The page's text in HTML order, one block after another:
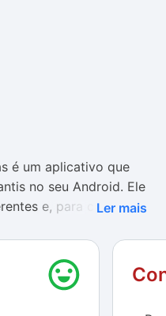
é um aplicativo que
no seu Android. Ele
e, para cada uma,
e atualiza seu
Ler mais